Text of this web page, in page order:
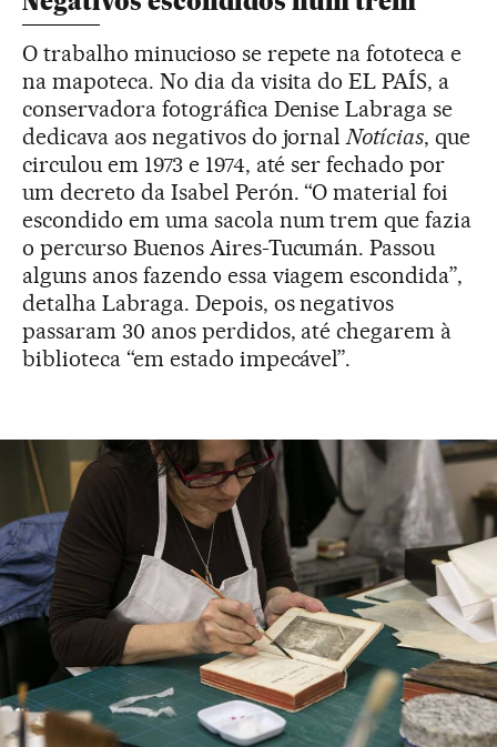
O trabalho minucioso se repete na fototeca e
na mapoteca. No dia da visita do EL PAÍS, a
conservadora fotográfica Denise Labraga se
dedicava aos negativos do jornalNotícias, que
circulou em 1973 e 1974, até ser fechado por
um decreto da Isabel Perón. “O material foi
escondido em uma sacola num trem que fazia
o percurso Buenos Aires-Tucumán. Passou
alguns anos fazendo essa viagem escondida”,
detalha Labraga. Depois, os negativos
passaram 30 anos perdidos, até chegarem à
biblioteca “em estado impecável”.